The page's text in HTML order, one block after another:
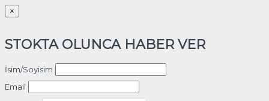
×
STOKTA OLUNCA HABER VER
İsim/Soyisim
Email